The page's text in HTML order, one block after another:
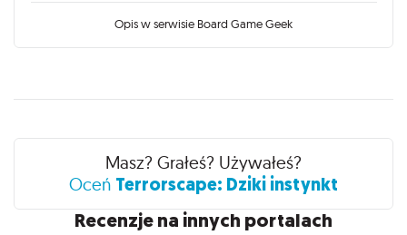
Opis w serwisie Board Game Geek
Recenzje
Masz? Grałeś? Używałeś?
Oceń Terrorscape: Dziki instynkt
Recenzje na innych portalach